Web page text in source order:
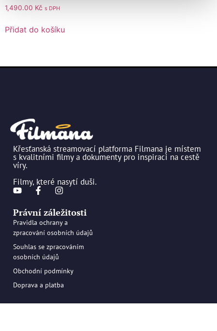
1,490.00 Kč s DPH
Přidat do košíku
Křesťanská streamovací platforma Filmana je místem
s kvalitními filmy a dokumenty pro inspiraci na cestě
víry.
Filmy, které nasytí duši.
Právní záležitosti
Pravidla ochrany a
zpracování osobních údajů
Souhlas se zpracováním
osobních údajů
Obchodní podmínky
Doprava a platba